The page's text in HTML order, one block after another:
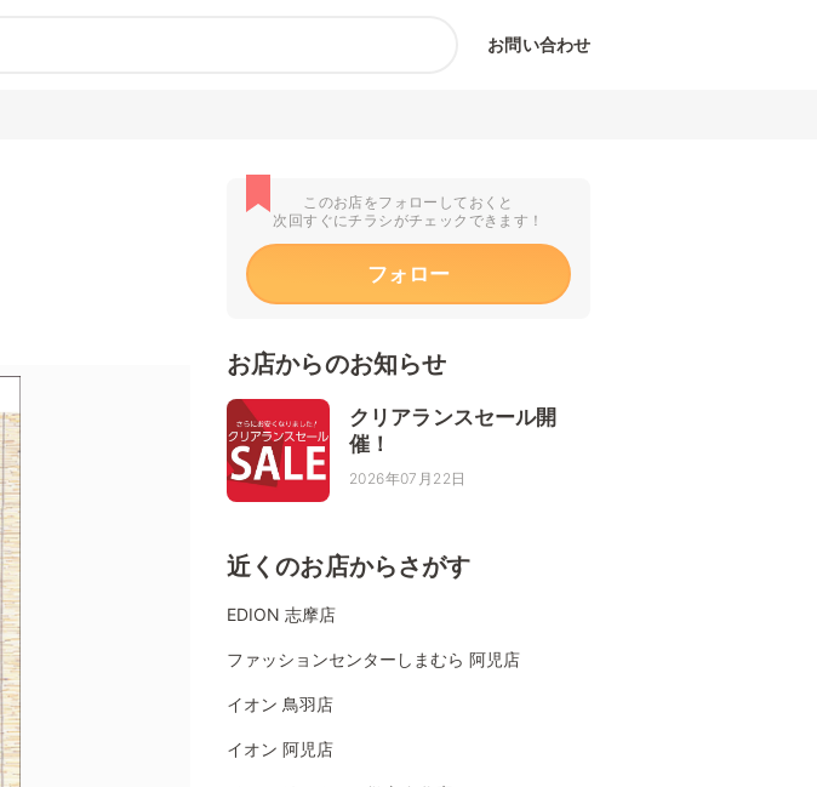
お問い合わせ
このお店をフォローしておくと
次回すぐにチラシがチェックできます！
フォロー
お店からのお知らせ
クリアランスセール開
催！
2026年07月22日
近くのお店からさがす
EDION 志摩店
ファッションセンターしまむら 阿児店
イオン 鳥羽店
イオン 阿児店